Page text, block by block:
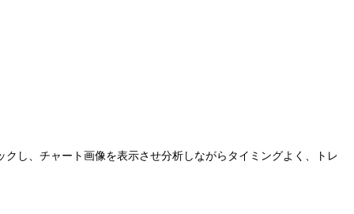
し、チャート画像を表示させ分析しながらタイミングよく、トレ